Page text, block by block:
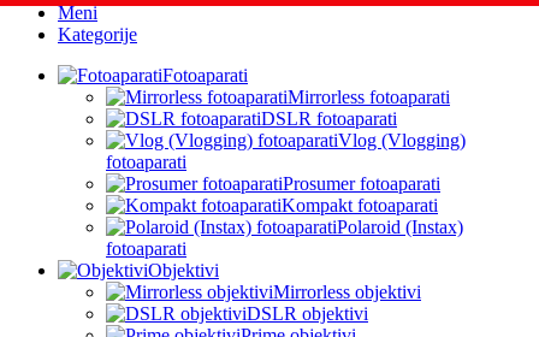
Meni
Kategorije
Fotoaparati
Mirrorless fotoaparati
DSLR fotoaparati
Vlog (Vlogging)
fotoaparati
Prosumer fotoaparati
Kompakt fotoaparati
Polaroid (Instax)
fotoaparati
Objektivi
Mirrorless objektivi
DSLR objektivi